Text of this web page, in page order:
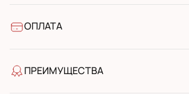
УкрПочта стандарт
ОПЛАТА
Банковский перевод
ПРЕИМУЩЕСТВА